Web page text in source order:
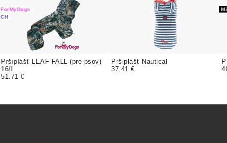
Pršiplášť LEAF FALL (pre psov)
16/L
ForMyDogs
CH
51.71 €
Pršiplášť Nautical
37.41 €